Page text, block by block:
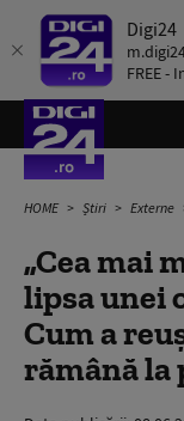
Digi24
FREE -
HOME Știri Externe
„Cea mai
lipsa unei
Cum a
rămână la